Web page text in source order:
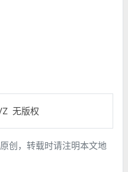
无版权
创，转载时请注明本文地